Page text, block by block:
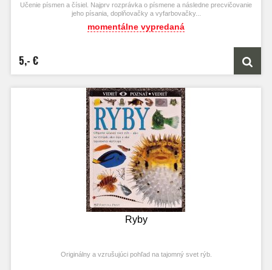
Učenie písmen a čísiel. Najprv rozprávka o písmene a následne precvičovanie
jeho písania, doplňovačky a vyfarbovačky...
momentálne vypredaná
5,- €
Ryby
Originálny a vzrušujúci pohľad na tajomný svet rýb.